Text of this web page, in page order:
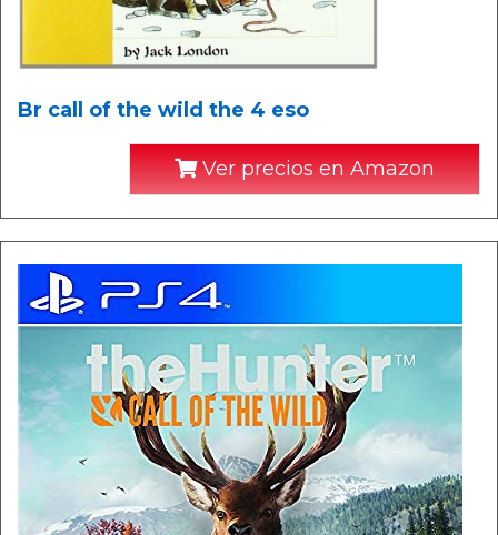
Br call of the wild the 4 eso
Ver precios en Amazon